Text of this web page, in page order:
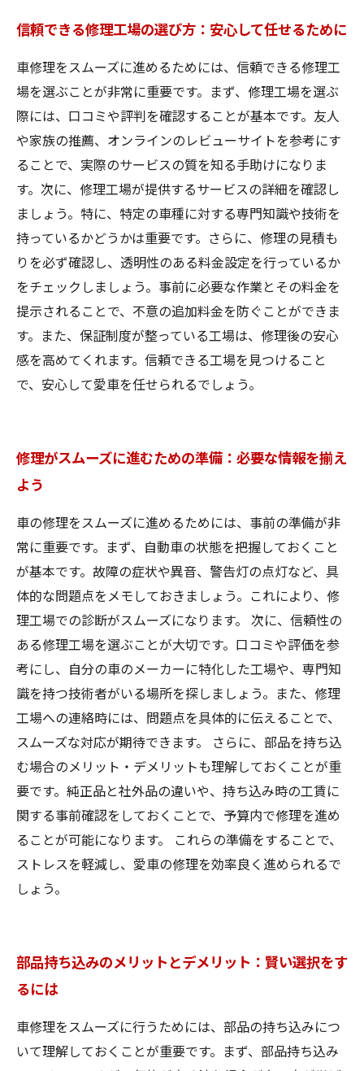
信頼できる修理工場の選び方：安心して任せるために
車修理をスムーズに進めるためには、信頼できる修理工
場を選ぶことが非常に重要です。まず、修理工場を選ぶ
際には、口コミや評判を確認することが基本です。友人
や家族の推薦、オンラインのレビューサイトを参考にす
ることで、実際のサービスの質を知る手助けになりま
す。次に、修理工場が提供するサービスの詳細を確認し
ましょう。特に、特定の車種に対する専門知識や技術を
持っているかどうかは重要です。さらに、修理の見積も
りを必ず確認し、透明性のある料金設定を行っているか
をチェックしましょう。事前に必要な作業とその料金を
提示されることで、不意の追加料金を防ぐことができま
す。また、保証制度が整っている工場は、修理後の安心
感を高めてくれます。信頼できる工場を見つけること
で、安心して愛車を任せられるでしょう。
修理がスムーズに進むための準備：必要な情報を揃え
よう
車の修理をスムーズに進めるためには、事前の準備が非
常に重要です。まず、自動車の状態を把握しておくこと
が基本です。故障の症状や異音、警告灯の点灯など、具
体的な問題点をメモしておきましょう。これにより、修
理工場での診断がスムーズになります。 次に、信頼性の
ある修理工場を選ぶことが大切です。口コミや評価を参
考にし、自分の車のメーカーに特化した工場や、専門知
識を持つ技術者がいる場所を探しましょう。また、修理
工場への連絡時には、問題点を具体的に伝えることで、
スムーズな対応が期待できます。 さらに、部品を持ち込
む場合のメリット・デメリットも理解しておくことが重
要です。純正品と社外品の違いや、持ち込み時の工賃に
関する事前確認をしておくことで、予算内で修理を進め
ることが可能になります。 これらの準備をすることで、
ストレスを軽減し、愛車の修理を効率良く進められるで
しょう。
部品持ち込みのメリットとデメリット：賢い選択をす
るには
車修理をスムーズに行うためには、部品の持ち込みにつ
いて理解しておくことが重要です。まず、部品持ち込み